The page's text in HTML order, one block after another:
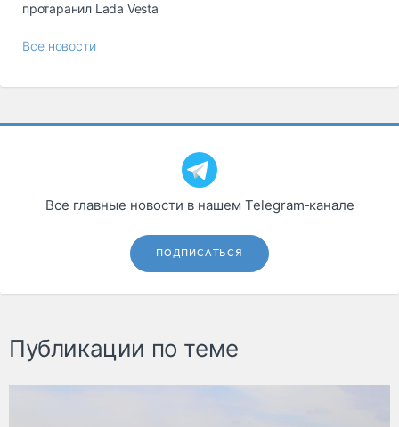
протаранил Lada Vesta
Все новости
Все главные новости в нашем Telegram‑канале
ПОДПИСАТЬСЯ
Публикации по теме